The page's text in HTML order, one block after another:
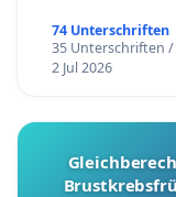
74 Unterschriften
35 Unterschriften /
2 Jul 2026